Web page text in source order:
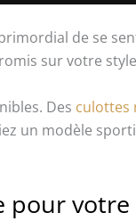
de se
sur votre
Des culottes
un modèle
pour